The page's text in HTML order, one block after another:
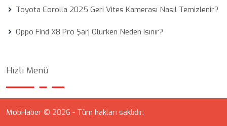
Toyota Corolla 2025 Geri Vites Kamerası Nasıl Temizlenir?
Oppo Find X8 Pro Şarj Olurken Neden Isınır?
Hızlı Menü
MobHaber © 2026 - Tüm hakları saklıdır.